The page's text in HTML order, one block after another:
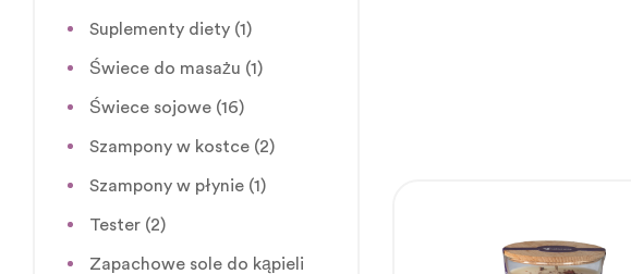
Suplementy diety (1)
Świece do masażu (1)
Świece sojowe (16)
Szampony w kostce (2)
Szampony w płynie (1)
Tester (2)
Zapachowe sole do kąpieli